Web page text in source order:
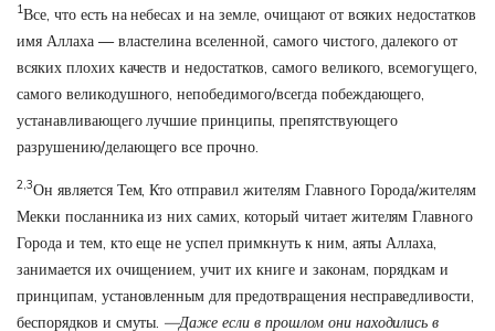
1Все, что есть на небесах и на земле, очищают от всяких недостатков
имя Аллаха — властелина вселенной, самого чистого, далекого от
всяких плохих качеств и недостатков, самого великого, всемогущего,
самого великодушного, непобедимого/всегда побеждающего,
устанавливающего лучшие принципы, препятствующего
разрушению/делающего все прочно.
2,3Он является Тем, Кто отправил жителям Главного Города/жителям
Мекки посланника из них самих, который читает жителям Главного
Города и тем, кто еще не успел примкнуть к ним, аяты Аллаха,
занимается их очищением, учит их книге и законам, порядкам и
принципам, установленным для предотвращения несправедливости,
беспорядков и смуты. —Даже если в прошлом они находились в